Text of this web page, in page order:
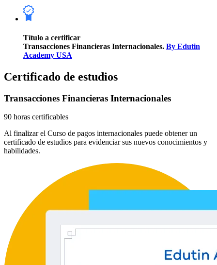
Título a certificar
Transacciones Financieras Internacionales. By Edutin
Academy USA
Certificado de estudios
Transacciones Financieras Internacionales
90 horas certificables
Al finalizar el Curso de pagos internacionales puede obtener un
certificado de estudios para evidenciar sus nuevos conocimientos y
habilidades.